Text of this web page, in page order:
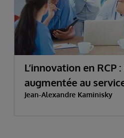
L’innovation en RCP
augmentée au
Jean-Alexandre Kaminisky